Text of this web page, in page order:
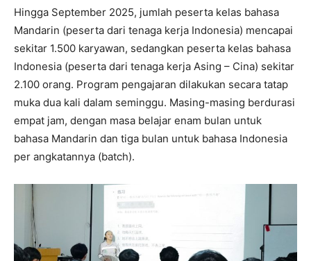
Hingga September 2025, jumlah peserta kelas bahasa
Mandarin (peserta dari tenaga kerja Indonesia) mencapai
sekitar 1.500 karyawan, sedangkan peserta kelas bahasa
Indonesia (peserta dari tenaga kerja Asing – Cina) sekitar
2.100 orang. Program pengajaran dilakukan secara tatap
muka dua kali dalam seminggu. Masing-masing berdurasi
empat jam, dengan masa belajar enam bulan untuk
bahasa Mandarin dan tiga bulan untuk bahasa Indonesia
per angkatannya (batch).